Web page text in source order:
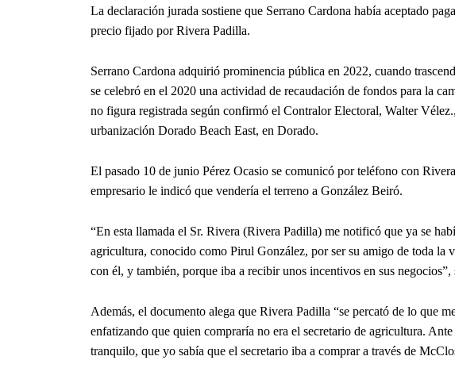
La declaración jurada sostiene que Serrano Cardona había aceptado
precio fijado por Rivera Padilla.
Serrano Cardona adquirió prominencia pública en 2022, cuando
se celebró en el 2020 una actividad de recaudación de fondos para la
no figura registrada según confirmó el Contralor Electoral, Walter
urbanización Dorado Beach East, en Dorado.
El pasado 10 de junio Pérez Ocasio se comunicó por teléfono con
empresario le indicó que vendería el terreno a González Beiró.
“En esta llamada el Sr. Rivera (Rivera Padilla) me notificó que ya se
agricultura, conocido como Pirul González, por ser su amigo de toda la
con él, y también, porque iba a recibir unos incentivos en sus negocios”,
Además, el documento alega que Rivera Padilla “se percató de lo que
enfatizando que quien compraría no era el secretario de agricultura.
tranquilo, que yo sabía que el secretario iba a comprar a través de